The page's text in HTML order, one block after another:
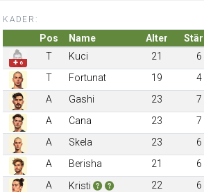
KADER:
Pos Name Alter
✚ 6
T Kuci 21 6
T
Fortunat 19 4
A
Gashi 23 7
A
Cana 23 7
A
Skela 23 6
A
Berisha 21 6
A
Kristi 22 6